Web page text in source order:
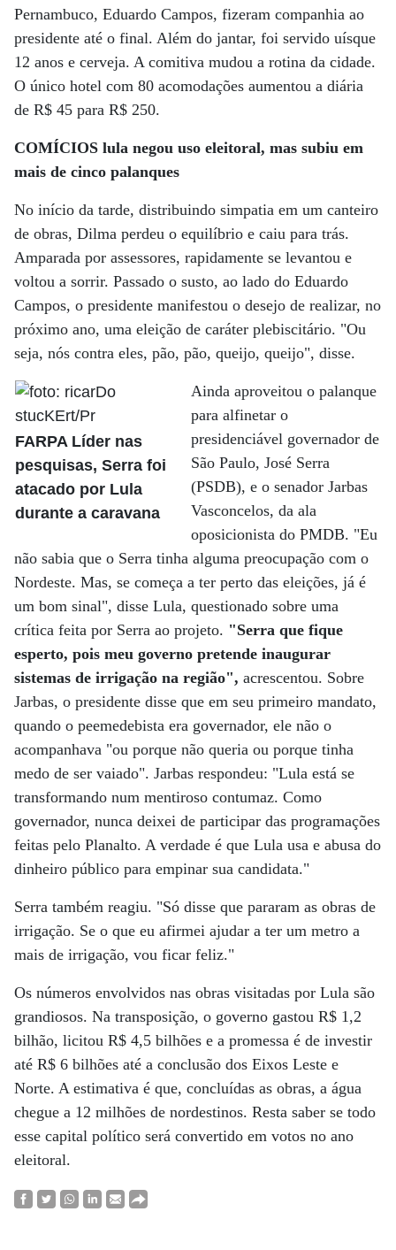
Pernambuco, Eduardo Campos, fizeram companhia ao
presidente até o final. Além do jantar, foi servido uísque
12 anos e cerveja. A comitiva mudou a rotina da cidade.
O único hotel com 80 acomodações aumentou a diária
de R$ 45 para R$ 250.
COMÍCIOS lula negou uso eleitoral, mas subiu em
mais de cinco palanques
No início da tarde, distribuindo simpatia em um canteiro
de obras, Dilma perdeu o equilíbrio e caiu para trás.
Amparada por assessores, rapidamente se levantou e
voltou a sorrir. Passado o susto, ao lado do Eduardo
Campos, o presidente manifestou o desejo de realizar, no
próximo ano, uma eleição de caráter plebiscitário. "Ou
seja, nós contra eles, pão, pão, queijo, queijo", disse.
FARPA Líder nas
pesquisas, Serra foi
atacado por Lula
durante a caravana
Ainda aproveitou o palanque
para alfinetar o
presidenciável governador de
São Paulo, José Serra
(PSDB), e o senador Jarbas
Vasconcelos, da ala
oposicionista do PMDB. "Eu
não sabia que o Serra tinha alguma preocupação com o
Nordeste. Mas, se começa a ter perto das eleições, já é
um bom sinal", disse Lula, questionado sobre uma
crítica feita por Serra ao projeto. "Serra que fique
esperto, pois meu governo pretende inaugurar
sistemas de irrigação na região", acrescentou. Sobre
Jarbas, o presidente disse que em seu primeiro mandato,
quando o peemedebista era governador, ele não o
acompanhava "ou porque não queria ou porque tinha
medo de ser vaiado". Jarbas respondeu: "Lula está se
transformando num mentiroso contumaz. Como
governador, nunca deixei de participar das programações
feitas pelo Planalto. A verdade é que Lula usa e abusa do
dinheiro público para empinar sua candidata."
Serra também reagiu. "Só disse que pararam as obras de
irrigação. Se o que eu afirmei ajudar a ter um metro a
mais de irrigação, vou ficar feliz."
Os números envolvidos nas obras visitadas por Lula são
grandiosos. Na transposição, o governo gastou R$ 1,2
bilhão, licitou R$ 4,5 bilhões e a promessa é de investir
até R$ 6 bilhões até a conclusão dos Eixos Leste e
Norte. A estimativa é que, concluídas as obras, a água
chegue a 12 milhões de nordestinos. Resta saber se todo
esse capital político será convertido em votos no ano
eleitoral.